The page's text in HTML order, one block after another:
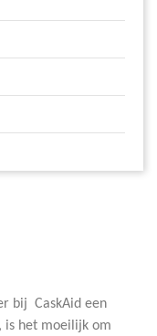
bij CaskAid een
is het moeilijk om